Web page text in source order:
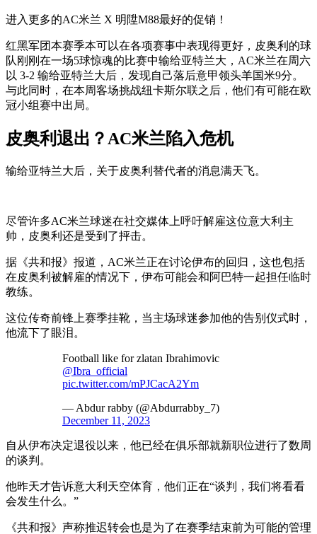
进入更多的AC米兰 X 明陞M88最好的促销！
红黑军团本赛季本可以在各项赛事中表现得更好，皮奥利的球
队刚刚在一场5球惊魂的比赛中输给亚特兰大，AC米兰在周六
以 3-2 输给亚特兰大后，发现自己落后意甲领头羊国米9分。
与此同时，在本周客场挑战纽卡斯尔联之后，他们有可能在欧
冠小组赛中出局。
皮奥利退出？AC米兰陷入危机
输给亚特兰大后，关于皮奥利替代者的消息满天飞。
尽管许多AC米兰球迷在社交媒体上呼吁解雇这位意大利主
帅，皮奥利还是受到了抨击。
据《共和报》报道，AC米兰正在讨论伊布的回归，这也包括
在皮奥利被解雇的情况下，伊布可能会和阿巴特一起担任临时
教练。
这位传奇前锋上赛季挂靴，当主场球迷参加他的告别仪式时，
他流下了眼泪。
Football like for zlatan Ibrahimovic
@Ibra_official
pic.twitter.com/mPJCacA2Ym
— Abdur rabby (@Abdurrabby_7)
December 11, 2023
自从伊布决定退役以来，他已经在俱乐部就新职位进行了数周
的谈判。
他昨天才告诉意大利天空体育，他们正在“谈判，我们将看看
会发生什么。”
《共和报》声称推迟转会也是为了在赛季结束前为可能的管理